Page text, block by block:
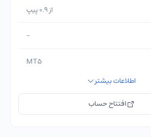
از 0.9 پیپ
-
MT5
20 درصد
اطلاعات بیشتر
افتتاح حساب